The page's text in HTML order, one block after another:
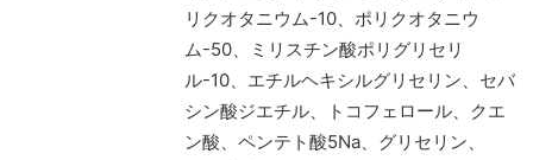
リクオタニウム-10、ポリクオタニウ
ム-50、ミリスチン酸ポリグリセリ
ル-10、エチルヘキシルグリセリン、セバ
シン酸ジエチル、トコフェロール、クエ
ン酸、ペンテト酸5Na、グリセリン、